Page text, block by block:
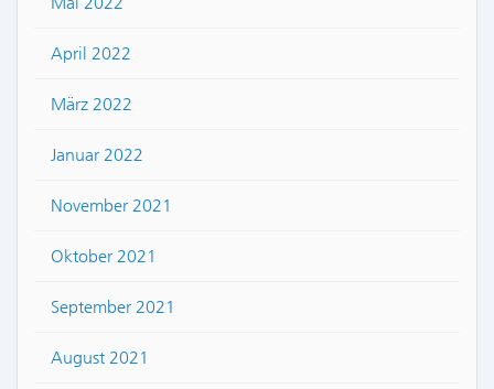
April 2022
März 2022
Januar 2022
November 2021
Oktober 2021
September 2021
August 2021